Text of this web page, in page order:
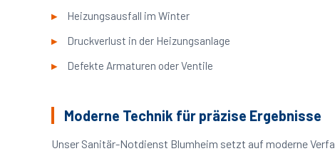
Heizungsausfall im Winter
Druckverlust in der Heizungsanlage
Defekte Armaturen oder Ventile
Moderne Technik für präzise Ergebnisse
Unser Sanitär-Notdienst Blumheim setzt auf moderne